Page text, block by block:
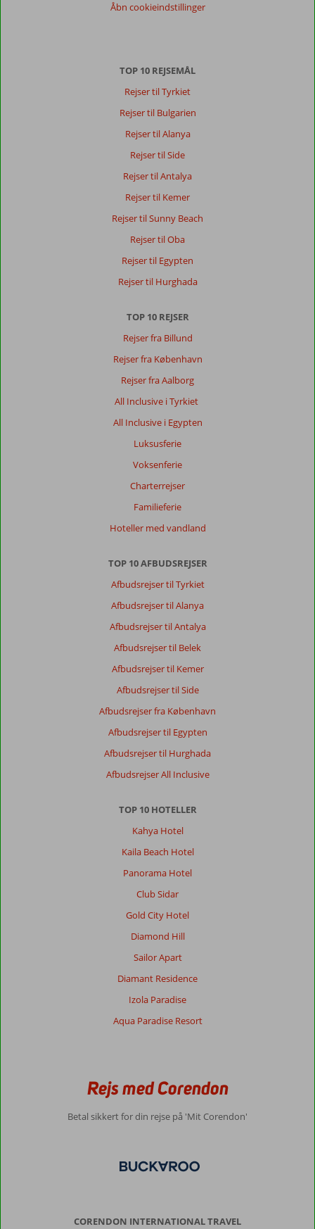
Åbn cookieindstillinger
TOP 10 REJSEMÅL
Rejser til Tyrkiet
Rejser til Bulgarien
Rejser til Alanya
Rejser til Side
Rejser til Antalya
Rejser til Kemer
Rejser til Sunny Beach
Rejser til Oba
Rejser til Egypten
Rejser til Hurghada
TOP 10 REJSER
Rejser fra Billund
Rejser fra København
Rejser fra Aalborg
All Inclusive i Tyrkiet
All Inclusive i Egypten
Luksusferie
Voksenferie
Charterrejser
Familieferie
Hoteller med vandland
TOP 10 AFBUDSREJSER
Afbudsrejser til Tyrkiet
Afbudsrejser til Alanya
Afbudsrejser til Antalya
Afbudsrejser til Belek
Afbudsrejser til Kemer
Afbudsrejser til Side
Afbudsrejser fra København
Afbudsrejser til Egypten
Afbudsrejser til Hurghada
Afbudsrejser All Inclusive
TOP 10 HOTELLER
Kahya Hotel
Kaila Beach Hotel
Panorama Hotel
Club Sidar
Gold City Hotel
Diamond Hill
Sailor Apart
Diamant Residence
Izola Paradise
Aqua Paradise Resort
Rejs med Corendon
Betal sikkert for din rejse på 'Mit Corendon'
CORENDON INTERNATIONAL TRAVEL